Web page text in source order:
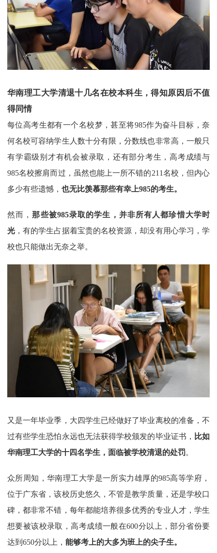
华南理工大学清退十几名在校本科生，得知原因后不值
得同情
每位高考生都有一个名校梦，甚至将985作为奋斗目标，奈
何名校可容纳学生人数十分有限，分数线也非常高，一般只
有学霸级别才有机会被录取，还有部分考生，高考成绩与
985名校擦肩而过，虽然也能上一所不错的211名校，但内心
多少有些遗憾， 也无比羡慕那些有幸上985的考生。
然而，那些被985录取的学生，并非所有人都珍惜大学时
光 ，有的学生占据着宝贵的名校资源，却没有用心学习，学
校也只能做出无奈之举。
又是一年毕业季，大四学生已经做好了毕业离校的准备，不
过有些学生恐怕永远也无法获得学校颁发的毕业证书， 比如
华南理工大学的十四名学生，面临被学校清退的处罚。
众所周知，华南理工大学是一所实力雄厚的985高等学府，
位于广东省，该校历史悠久，不管是教学质量，还是学校口
碑，都非常不错，每年都能培养很多优秀的专业人才，学生
想要被该校录取，高考成绩一般在600分以上，部分省份要
达到650分以上， 能够考上的大多为班上的尖子生。